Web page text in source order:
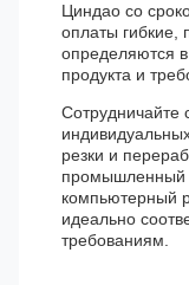
Циндао со
оплаты гибкие,
определяются
продукта и
Сотрудничайте
резки и
промышленный
компьютерный
идеально
требованиям.